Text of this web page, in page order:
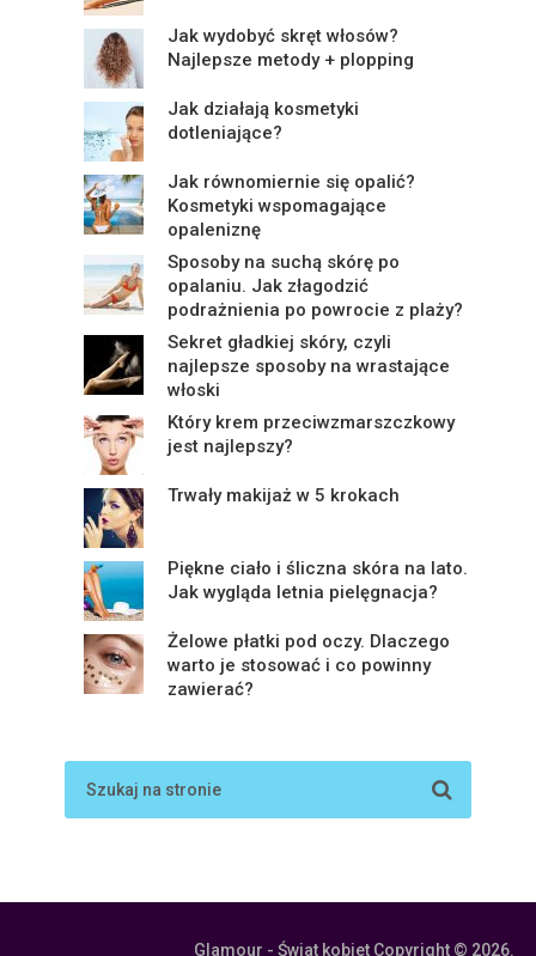
Jak wydobyć skręt włosów?
Najlepsze metody + plopping
Jak działają kosmetyki
dotleniające?
Jak równomiernie się opalić?
Kosmetyki wspomagające
opaleniznę
Sposoby na suchą skórę po
opalaniu. Jak złagodzić
podrażnienia po powrocie z plaży?
Sekret gładkiej skóry, czyli
najlepsze sposoby na wrastające
włoski
Który krem przeciwzmarszczkowy
jest najlepszy?
Trwały makijaż w 5 krokach
Piękne ciało i śliczna skóra na lato.
Jak wygląda letnia pielęgnacja?
Żelowe płatki pod oczy. Dlaczego
warto je stosować i co powinny
zawierać?
Glamour - Świat kobiet Copyright © 2026.